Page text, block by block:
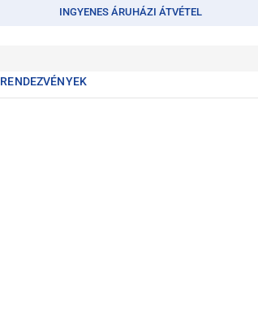
INGYENES ÁRUHÁZI ÁTVÉTEL
RENDEZVÉNYEK